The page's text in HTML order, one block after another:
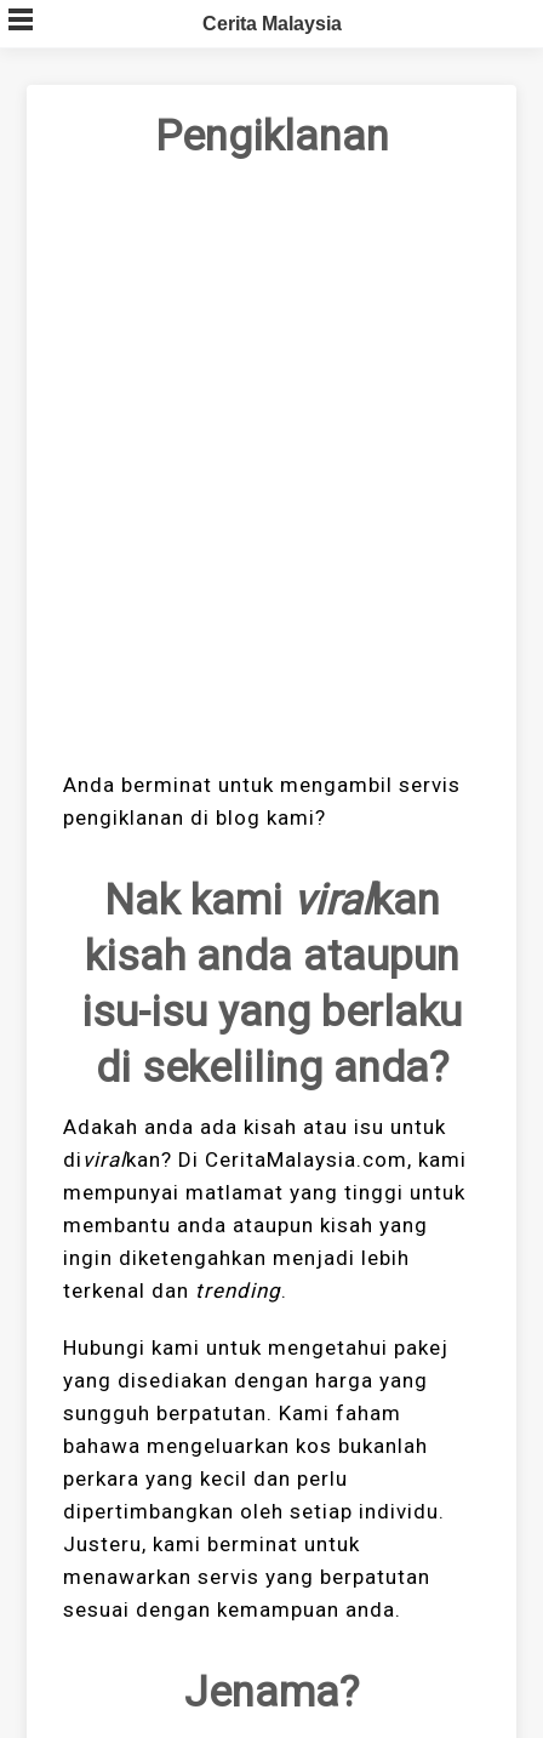
Skip
to
Cerita Malaysia
Pengiklanan
Anda berminat untuk mengambil servis
pengiklanan di blog kami?
Nak kami viralkan
kisah anda ataupun
isu-isu yang berlaku
di sekeliling anda?
Adakah anda ada kisah atau isu untuk
di viralkan? Di CeritaMalaysia.com, kami
mempunyai matlamat yang tinggi untuk
membantu anda ataupun kisah yang
ingin diketengahkan menjadi lebih
terkenal dan trending.
Hubungi kami untuk mengetahui pakej
yang disediakan dengan harga yang
sungguh berpatutan. Kami faham
bahawa mengeluarkan kos bukanlah
perkara yang kecil dan perlu
dipertimbangkan oleh setiap individu.
Justeru, kami berminat untuk
menawarkan servis yang berpatutan
sesuai dengan kemampuan anda.
Jenama?